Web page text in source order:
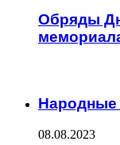
Обряды
Народные
08.08.2023